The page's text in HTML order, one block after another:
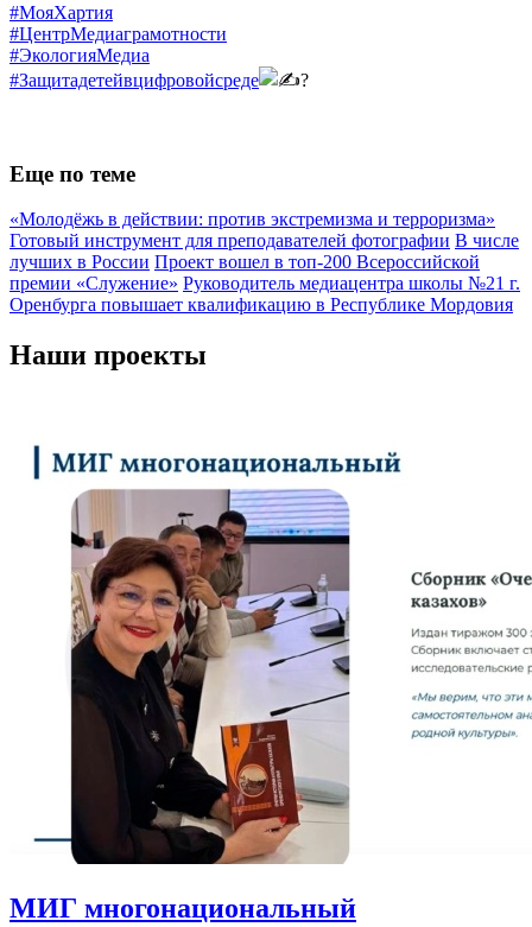
#МояХартия
#ЦентрМедиаграмотности
#ЭкологияМедиа
#Защитадетейвцифровойсреде
Еще по теме
«Молодёжь в действии: против экстремизма и терроризма»
Готовый инструмент для преподавателей фотографии В числе
лучших в России Проект вошел в топ-200 Всероссийской
премии «Служение» Руководитель медиацентра школы №21 г.
Оренбурга повышает квалификацию в Республике Мордовия
Наши проекты
МИГ многонациональный